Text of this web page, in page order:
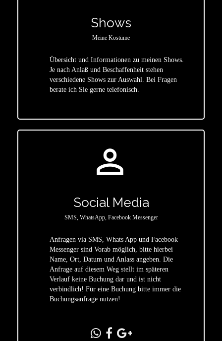
Shows
Meine Kostüme
Übersicht und Informationen zu meinen Shows.
Je nach Anlaß und Beschaffenheit stehen
verschiedene Shows zur Auswahl. Bei Fragen
berate ich Sie gerne telefonisch.
person_outline
Social Media
SMS, WhatsApp, Facebook Messenger
Anfragen via SMS, Whats App und Facebook
Messenger sind Vorab möglich, bitte hierbei
Name, Ort, Datum und Anlass angeben. Die
Anfrage auf diesem Weg stellt im späteren
Verlauf keine Buchung dar und ist nicht
verbindlich! Für eine Buchung bitte immer die
Buchungsanfrage nutzen!